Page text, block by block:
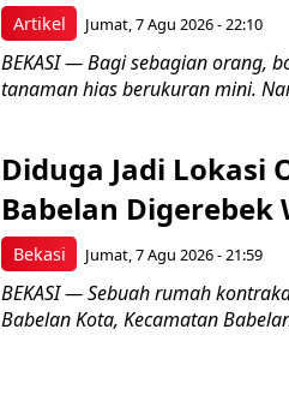
Artikel Jumat, 7 Agu 2026 - 22:10
BEKASI — Bagi sebagian orang,
tanaman hias berukuran mini.
Bekasi
Diduga Jadi Lokasi
Babelan Digerebek
Jumat, 7 Agu 2026 - 21:59
BEKASI — Sebuah rumah
Babelan Kota, Kecamatan